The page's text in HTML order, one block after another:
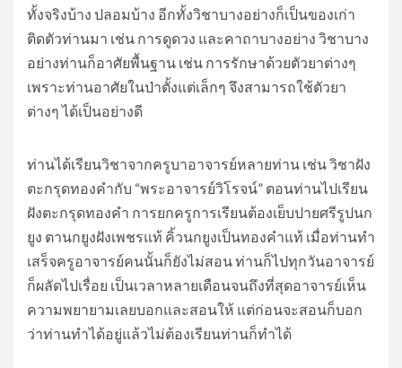
ทั้งจริงบ้าง ปลอมบ้าง อีกทั้งวิชาบางอย่างก็เป็นของเก่า
ติดตัวท่านมา เช่น การดูดวง และคาถาบางอย่าง วิชาบาง
อย่างท่านก็อาศัยพื้นฐาน เช่น การรักษาด้วยตัวยาต่างๆ
เพราะท่านอาศัยในป่าตั้งแต่เล็กๆ จึงสามารถใช้ตัวยา
ต่างๆ ได้เป็นอย่างดี
ท่านได้เรียนวิชาจากครูบาอาจารย์หลายท่าน เช่น วิชาฝัง
ตะกรุดทองคำกับ “พระอาจารย์วิโรจน์” ตอนท่านไปเรียน
ฝังตะกรุดทองคำ การยกครูการเรียนต้องเย็บปายศรีรูปนก
ยูง ตานกยูงฝังเพชรแท้ คิ้วนกยูงเป็นทองคำแท้ เมื่อท่านทำ
เสร็จครูอาจารย์คนนั้นก็ยังไม่สอน ท่านก็ไปทุกวันอาจารย์
ก็ผลัดไปเรื่อย เป็นเวลาหลายเดือนจนถึงที่สุดอาจารย์เห็น
ความพยายามเลยบอกและสอนให้ แต่ก่อนจะสอนก็บอก
ว่าท่านทำได้อยู่แล้วไม่ต้องเรียนท่านก็ทำได้